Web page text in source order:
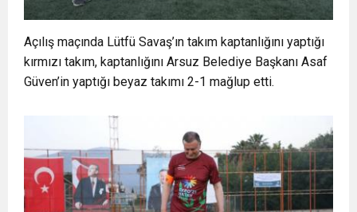
Açılış maçında Lütfü Savaş’ın takım kaptanlığını yaptığı
kırmızı takım, kaptanlığını Arsuz Belediye Başkanı Asaf
Güven’in yaptığı beyaz takımı 2-1 mağlup etti.